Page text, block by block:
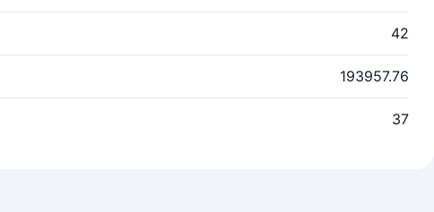
42
193957.76
37